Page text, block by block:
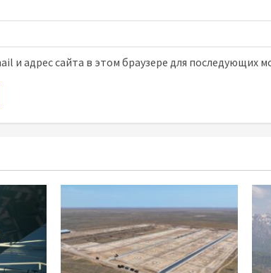
и адрес сайта в этом браузере для последующих